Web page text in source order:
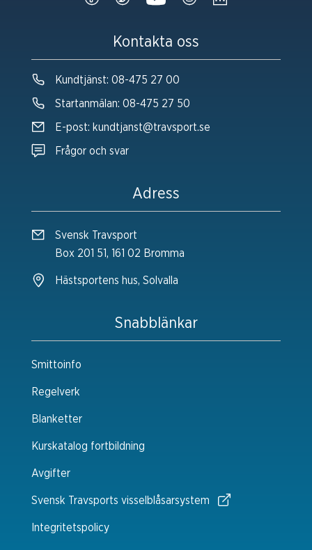
Snabblänkar
Smittoinfo
Regelverk
Blanketter
Kurskatalog fortbildning
Avgifter
Svensk Travsports visselblåsarsystem
Integritetspolicy
Kontakta oss
Kundtjänst: 08-475 27 00
Startanmälan: 08-475 27 50
E-post: kundtjanst@travsport.se
Frågor och svar
Adress
Svensk Travsport
Box 201 51, 161 02 Bromma
Hästsportens hus, Solvalla